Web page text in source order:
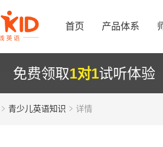
首页 产品体系
免费领取1对1试听体验
青少儿英语知识 详情